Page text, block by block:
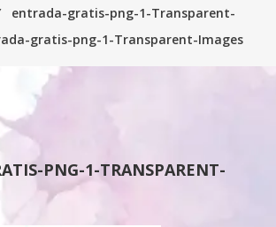
entrada-gratis-png-1-Transparent-
gratis-png-1-Transparent-Images
PNG-1-TRANSPARENT-